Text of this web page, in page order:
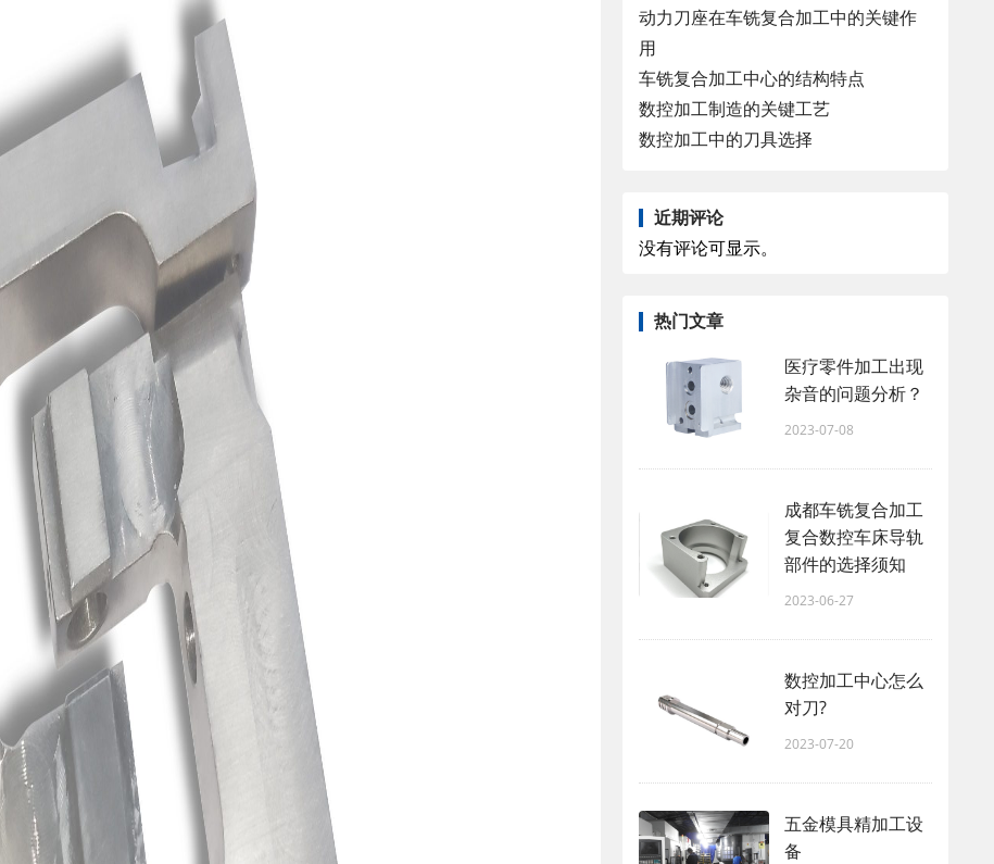
动力刀座在车铣复合加工中的关键作
用
车铣复合加工中心的结构特点
数控加工制造的关键工艺
数控加工中的刀具选择
近期评论
没有评论可显示。
热门文章
医疗零件加工出现
杂音的问题分析？
2023-07-08
成都车铣复合加工
复合数控车床导轨
部件的选择须知
2023-06-27
数控加工中心怎么
对刀?
2023-07-20
五金模具精加工设
备